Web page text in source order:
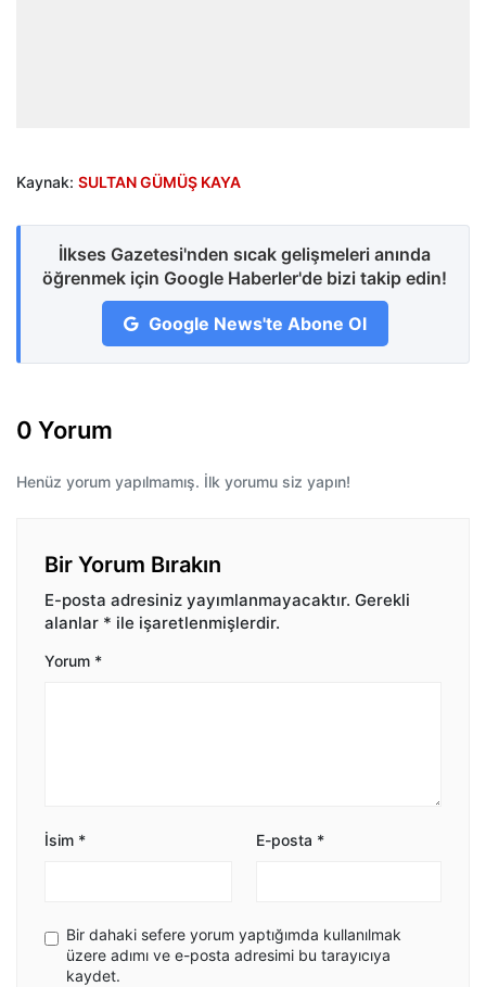
Kaynak: SULTAN GÜMÜŞ KAYA
İlkses Gazetesi'nden sıcak gelişmeleri anında
öğrenmek için Google Haberler'de bizi takip edin!
Google News'te Abone Ol
0 Yorum
Henüz yorum yapılmamış. İlk yorumu siz yapın!
Bir Yorum Bırakın
E-posta adresiniz yayımlanmayacaktır. Gerekli
alanlar * ile işaretlenmişlerdir.
Yorum *
İsim * E-posta *
Bir dahaki sefere yorum yaptığımda kullanılmak
üzere adımı ve e-posta adresimi bu tarayıcıya
kaydet.